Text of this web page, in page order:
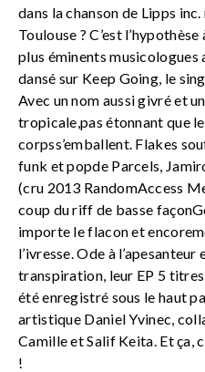
dans la chanson de Lipps
Toulouse ? C’est
plus éminents
dansé sur Keep Going, le
Avec un nom aussi givré et
tropicale,pas étonnant que
corpss’emballent. Flakes
funk et popde Parcels,
(cru 2013 RandomAccess
coup du riff de basse
importe le flacon et
l’ivresse. Ode à
transpiration, leur EP 5
été enregistré sous le haut
artistique Daniel Yvinec,
Camille et Salif Keita. Et ça,
!